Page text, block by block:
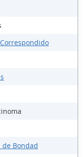
de Bondad